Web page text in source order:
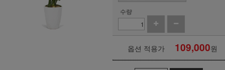
수량
옵션 적용가 109,000원